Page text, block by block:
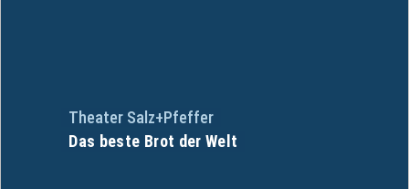
Theater Salz+Pfeffer
Das beste Brot der Welt